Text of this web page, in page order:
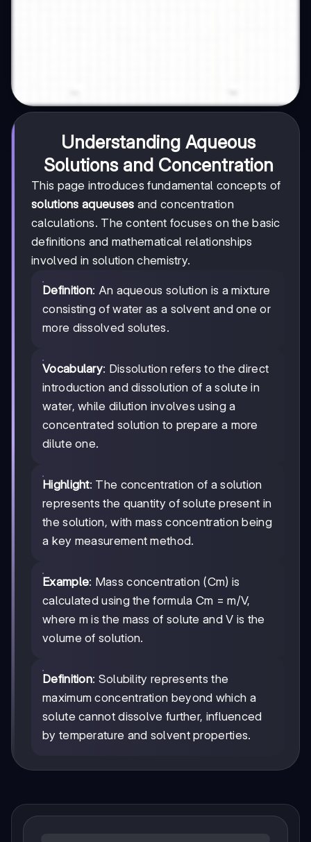
Understanding Aqueous
Solutions and Concentration
This page introduces fundamental concepts of
solutions aqueuses and concentration
calculations. The content focuses on the basic
definitions and mathematical relationships
involved in solution chemistry.
Definition: An aqueous solution is a mixture
consisting of water as a solvent and one or
more dissolved solutes.
Vocabulary: Dissolution refers to the direct
introduction and dissolution of a solute in
water, while dilution involves using a
concentrated solution to prepare a more
dilute one.
Highlight: The concentration of a solution
represents the quantity of solute present in
the solution, with mass concentration being
a key measurement method.
Example: Mass concentration (Cm) is
calculated using the formula Cm = m/V,
where m is the mass of solute and V is the
volume of solution.
Definition: Solubility represents the
maximum concentration beyond which a
solute cannot dissolve further, influenced
by temperature and solvent properties.